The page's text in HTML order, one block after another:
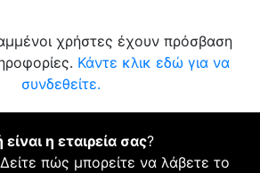
χρήστες έχουν πρόσβαση
Κάντε κλικ εδώ για να
συνδεθείτε.
η εταιρεία σας?
Δείτε πώς μπορείτε να λάβετε το